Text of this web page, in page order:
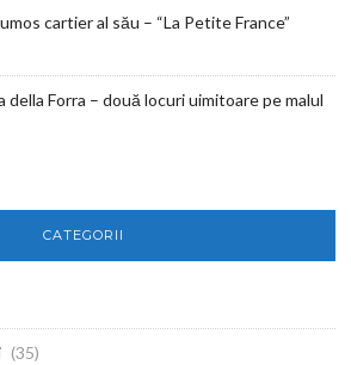
cartier al său – “La Petite France”
della Forra – două locuri uimitoare pe malul
CATEGORII
(35)